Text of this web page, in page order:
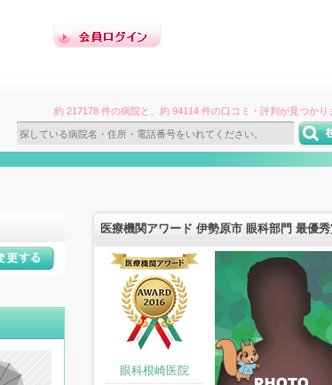
約 217178 件の病院と、約 94114 件の口コミ・評判が見つかり
医療機関アワード 伊勢原市 眼科部門 最優
眼科根崎医院